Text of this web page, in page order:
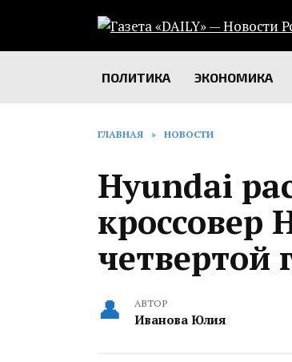
содержанию
ПОЛИТИКА ЭКОНОМИКА
ГЛАВНАЯ » НОВОСТИ
Hyundai
кроссовер
четвертой
АВТОР
Иванова Юлия